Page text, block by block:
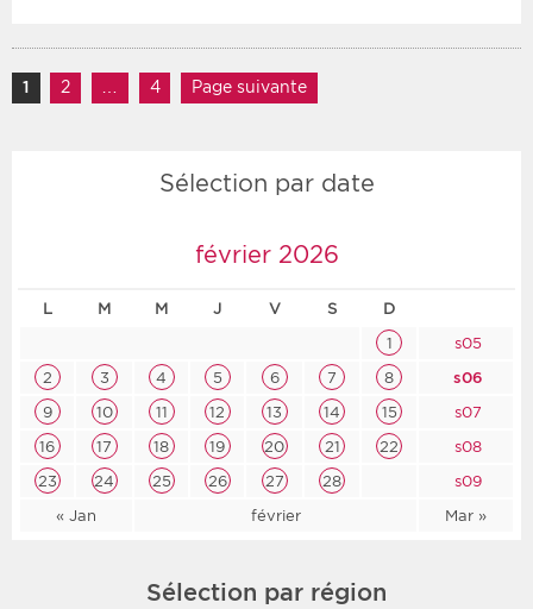
Navigation des articles
Page
1 Page
2 … Page
4 Page suivante
Sélection par date
février 2026
L M M J V S D
« Jan février Mar »
1
s05
2
3 4 5 6 7 8
s06
9
10 11 12 13 14 15
s07
16
17 18 19 20 21 22
s08
23
24 25 26 27 28 s09
Sélection par région